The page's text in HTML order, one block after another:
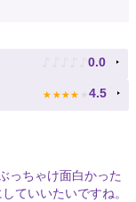
♪ ♪ ♪ ♪ ♪ 0.0
★ ★ ★ ★ ★ 4.5
っちゃけ面白かった
ていいたいですね。